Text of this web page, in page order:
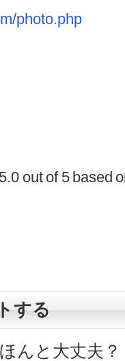
photo.php
5.0 out of 5based
する
んと大丈夫？